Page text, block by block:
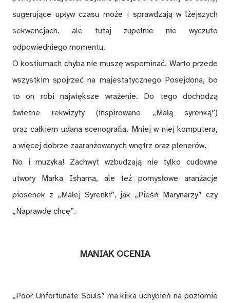
sugerujące upływ czasu może i sprawdzają w lżejszych
sekwencjach, ale tutaj zupełnie nie wyczuto
odpowiedniego momentu.
O kostiumach chyba nie muszę wspominać. Warto przede
wszystkim spojrzeć na majestatycznego Posejdona, bo
to on robi największe wrażenie. Do tego dochodzą
świetne rekwizyty (inspirowane „Małą syrenką”)
oraz całkiem udana scenograﬁa. Mniej w niej komputera,
a więcej dobrze zaaranżowanych wnętrz oraz plenerów.
No i muzyka! Zachwyt wzbudzają nie tylko cudowne
utwory Marka Ishama, ale też pomysłowe aranżacje
piosenek z „Małej Syrenki”, jak „Pieśń Marynarzy” czy
„Naprawdę chcę”.
MANIAK OCENIA
„Poor Unfortunate Souls” ma kilka uchybień na poziomie